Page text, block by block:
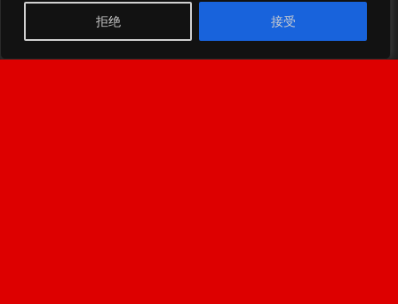
拒绝 接受
cette citation soit accompagnée du nom du site, du nom de l'auteur et du lien du site.
Check out our Privacy Policy. | Consulta nuestra Política de Privacidad. | Confira a nossa
简体中文